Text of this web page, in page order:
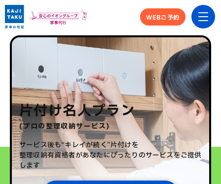
WEBご予約
片付け名人プラン
(プロの整理収納サービス)
サービス後も“キレイが続く”片付けを
整理収納有資格者があなたにぴったりのサービスをご提供
します